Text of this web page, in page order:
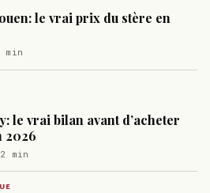
le vrai prix du stère en
min
le vrai bilan avant d’acheter
2026
min